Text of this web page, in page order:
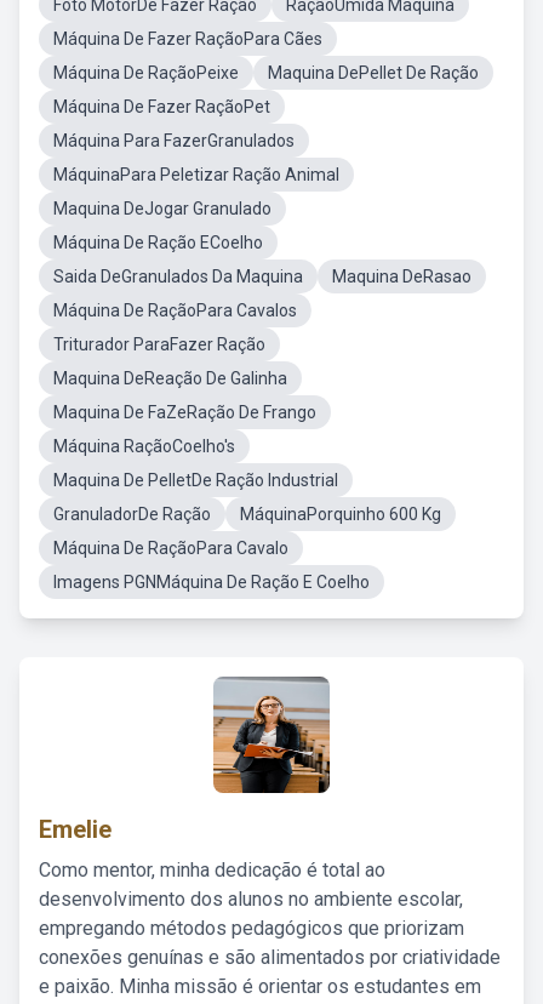
Foto MotorDe Fazer Ração
RaçãoÚmida Maquina
Máquina De Fazer RaçãoPara Cães
Máquina De RaçãoPeixe
Maquina DePellet De Ração
Máquina De Fazer RaçãoPet
Máquina Para FazerGranulados
MáquinaPara Peletizar Ração Animal
Maquina DeJogar Granulado
Máquina De Ração ECoelho
Saida DeGranulados Da Maquina
Maquina DeRasao
Máquina De RaçãoPara Cavalos
Triturador ParaFazer Ração
Maquina DeReação De Galinha
Maquina De FaZeRação De Frango
Máquina RaçãoCoelho's
Maquina De PelletDe Ração Industrial
GranuladorDe Ração
MáquinaPorquinho 600 Kg
Máquina De RaçãoPara Cavalo
Imagens PGNMáquina De Ração E Coelho
Emelie
Como mentor, minha dedicação é total ao
desenvolvimento dos alunos no ambiente escolar,
empregando métodos pedagógicos que priorizam
conexões genuínas e são alimentados por criatividade
e paixão. Minha missão é orientar os estudantes em